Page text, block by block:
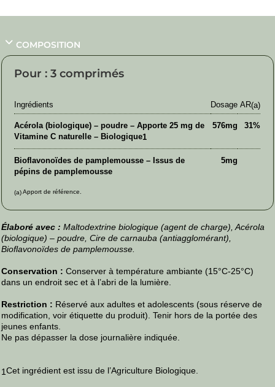
COMPOSITION
Pour : 3 comprimés
Ingrédients Dosage AR(a)
Acérola (biologique) – poudre – Apporte 25 mg de
Vitamine C naturelle – Biologique1
576mg 31%
Bioflavonoïdes de pamplemousse – Issus de
pépins de pamplemousse
5mg
(a)Apport de référence.
Élaboré avec : Maltodextrine biologique (agent de charge), Acérola
(biologique) – poudre, Cire de carnauba (antiagglomérant),
Bioflavonoïdes de pamplemousse.
Conservation : Conserver à température ambiante (15°C-25°C)
dans un endroit sec et à l’abri de la lumière.
Restriction : Réservé aux adultes et adolescents (sous réserve de
modification, voir étiquette du produit). Tenir hors de la portée des
jeunes enfants.
Ne pas dépasser la dose journalière indiquée.
1Cet ingrédient est issu de l’Agriculture Biologique.